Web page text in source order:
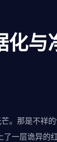
化与
。那是不祥
一层诡异的红